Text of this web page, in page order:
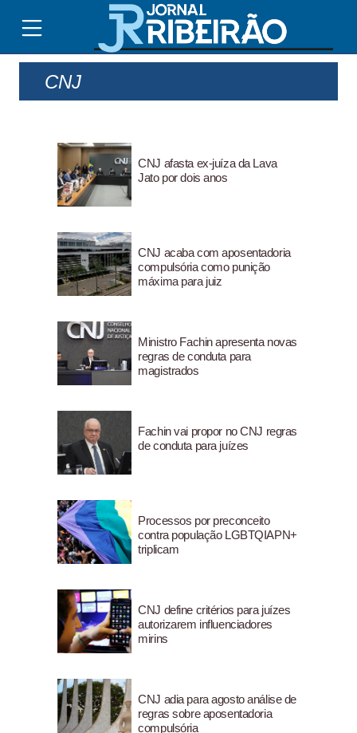
CNJ
CNJ afasta ex-juíza da Lava
Jato por dois anos
CNJ acaba com aposentadoria
compulsória como punição
máxima para juiz
Ministro Fachin apresenta novas
regras de conduta para
magistrados
Fachin vai propor no CNJ regras
de conduta para juízes
Processos por preconceito
contra população LGBTQIAPN+
triplicam
CNJ define critérios para juízes
autorizarem influenciadores
mirins
CNJ adia para agosto análise de
regras sobre aposentadoria
compulsória